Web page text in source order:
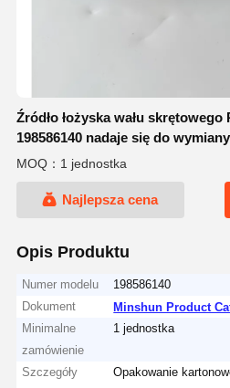
Źródło łożyska wału skrętowego
198586140 nadaje się do
silnikach 404D
MOQ：1 jednostka
Najlepsza cena
Opis Produktu
Numer modelu
198586140
Dokument
Minshun Product
Minimalne
zamówienie
1 jednostka
Szczegóły
Opakowanie